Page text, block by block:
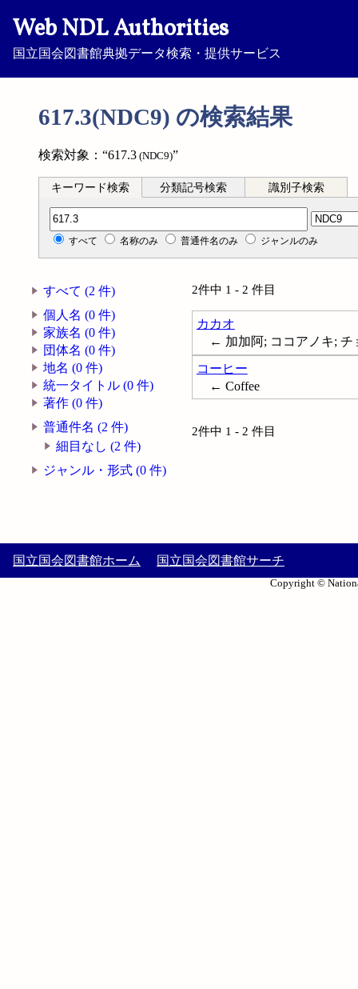
Web NDL Authorities
国立国会図書館典拠データ検索・提供サービス
617.3(NDC9) の検索結果
検索対象：“617.3 (NDC9)”
キーワード検索 分類記号検索 識別子検索
分類記号検索
すべて 名称のみ 普通件名のみ ジャンルのみ
すべて (2 件)
個人名 (0 件)
家族名 (0 件)
団体名 (0 件)
地名 (0 件)
統一タイトル (0 件)
著作 (0 件)
普通件名 (2 件)
細目なし (2 件)
ジャンル・形式 (0 件)
2件中 1 - 2 件目
カカオ
← 加加阿; ココアノキ; チ
コーヒー
← Coffee
2件中 1 - 2 件目
国立国会図書館ホーム 国立国会図書館サーチ
Copyright ©